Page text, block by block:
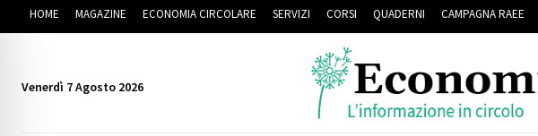
HOME MAGAZINE ECONOMIA CIRCOLARE SERVIZI CORSI QUADERNI CAMPAGNA RAEE
Venerdì 7 Agosto 2026